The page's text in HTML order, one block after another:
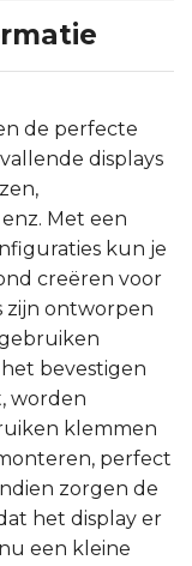
de perfecte
displays
Met een
kun je
creëren voor
zijn ontworpen
het bevestigen
worden
klemmen
perfect
zorgen de
het display er
een kleine